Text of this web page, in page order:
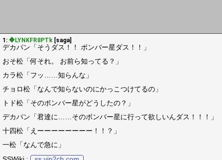
1: ◆LYNKFR8PTk [saga]
デカパン「そうダス！！ ボンバー星ダス！！」
おそ松「何それ。 お前ら知ってる？」
カラ松「フッ……知らんな」
チョロ松「なんで知らないのにかっこつけてるの」
トド松「そのボンバー星がどうしたの？」
デカパン「君達に……そのボンバー星に行って欲しいんダス！！！」
十四松「えーーーーーーーー！！？」
一松「なんで急に」